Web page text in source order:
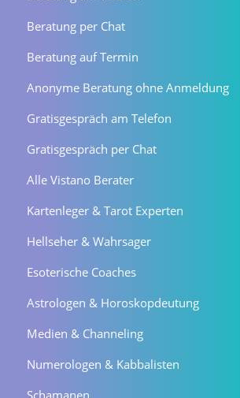
Beratung per Chat
Beratung auf Termin
Anonyme Beratung ohne Anmeldung
Gratisgespräch am Telefon
Gratisgespräch per Chat
Alle Vistano Berater
Kartenleger & Tarot Experten
Hellseher & Wahrsager
Esoterische Coaches
Astrologen & Horoskopdeutung
Medien & Channeling
Numerologen & Kabbalisten